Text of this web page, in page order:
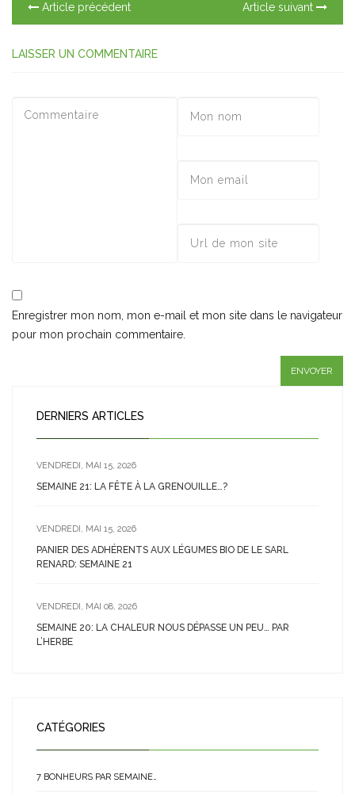
Article précédent Article suivant
LAISSER UN COMMENTAIRE
Enregistrer mon nom, mon e-mail et mon site dans le navigateur
pour mon prochain commentaire.
DERNIERS ARTICLES
VENDREDI, MAI 15, 2026
SEMAINE 21: LA FÊTE À LA GRENOUILLE…?
VENDREDI, MAI 15, 2026
PANIER DES ADHÉRENTS AUX LÉGUMES BIO DE LE SARL
RENARD: SEMAINE 21
VENDREDI, MAI 08, 2026
SEMAINE 20: LA CHALEUR NOUS DÉPASSE UN PEU… PAR
L’HERBE
CATÉGORIES
7 BONHEURS PAR SEMAINE…